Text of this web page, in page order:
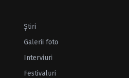
Ştiri
Galerii foto
Interviuri
Festivaluri